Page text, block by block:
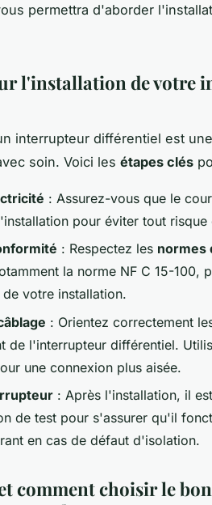
permettra d'aborder
l'installation de votre
interrupteur différentiel est
soin. Voici les étapes clés
: Assurez-vous que le
pour éviter tout
: Respectez les normes
la norme NF C 15-100,
votre installation.
: Orientez correctement
de l'interrupteur différentiel.
une connexion plus aisée.
: Après l'installation, il
de test pour s'assurer qu'il
en cas de défaut d'isolation.
comment choisir le